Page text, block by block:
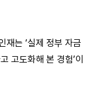
재는 ‘실제 정부 자금
고도화해 본 경험’이